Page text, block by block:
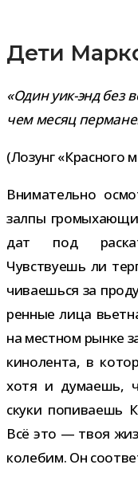
Дети
«Один уик-​энд без
чем месяц
(Лозунг «Красного
Внимательно
залпы
дат под
Чувствуешь ли
чи­ва­ешься за
рен­ные лица
на мест­ном рынке
кино­лента, в
хотя и дума­ешь,
скуки попи­ва­ешь
Всё это — твоя
ко­ле­бим. Он